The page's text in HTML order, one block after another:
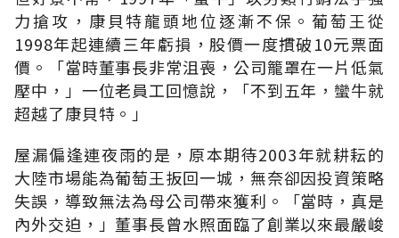
力搶攻，康貝特龍頭地位逐漸不保。葡萄王從
1998年起連續三年虧損，股價一度摜破10元票面
價。「當時董事長非常沮喪，公司籠罩在一片低氣
壓中，」一位老員工回憶說，「不到五年，蠻牛就
超越了康貝特。」
屋漏偏逢連夜雨的是，原本期待2003年就耕耘的
大陸市場能為葡萄王扳回一城，無奈卻因投資策略
失誤，導致無法為母公司帶來獲利。「當時，真是
內外交迫，」董事長曾水照面臨了創業以來最嚴峻